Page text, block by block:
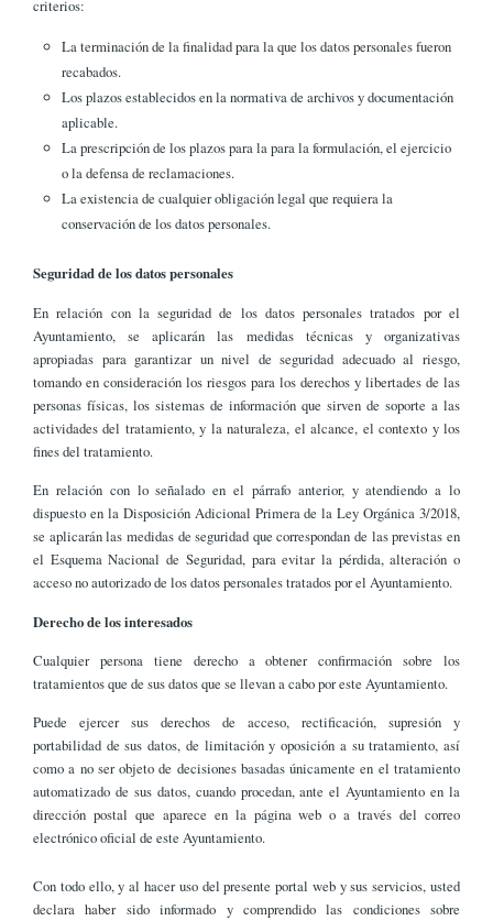
criterios:
La terminación de la finalidad para la que los datos personales fueron
recabados.
Los plazos establecidos en la normativa de archivos y documentación
aplicable.
La prescripción de los plazos para la para la formulación, el ejercicio
o la defensa de reclamaciones.
La existencia de cualquier obligación legal que requiera la
conservación de los datos personales.
Seguridad de los datos personales
En relación con la seguridad de los datos personales tratados por el
Ayuntamiento, se aplicarán las medidas técnicas y organizativas
apropiadas para garantizar un nivel de seguridad adecuado al riesgo,
tomando en consideración los riesgos para los derechos y libertades de las
personas físicas, los sistemas de información que sirven de soporte a las
actividades del tratamiento, y la naturaleza, el alcance, el contexto y los
fines del tratamiento.
En relación con lo señalado en el párrafo anterior, y atendiendo a lo
dispuesto en la Disposición Adicional Primera de la Ley Orgánica 3/2018,
se aplicarán las medidas de seguridad que correspondan de las previstas en
el Esquema Nacional de Seguridad, para evitar la pérdida, alteración o
acceso no autorizado de los datos personales tratados por el Ayuntamiento.
Derecho de los interesados
Cualquier persona tiene derecho a obtener confirmación sobre los
tratamientos que de sus datos que se llevan a cabo por este Ayuntamiento.
Puede ejercer sus derechos de acceso, rectificación, supresión y
portabilidad de sus datos, de limitación y oposición a su tratamiento, así
como a no ser objeto de decisiones basadas únicamente en el tratamiento
automatizado de sus datos, cuando procedan, ante el Ayuntamiento en la
dirección postal que aparece en la página web o a través del correo
electrónico oficial de este Ayuntamiento.
Con todo ello, y al hacer uso del presente portal web y sus servicios, usted
declara haber sido informado y comprendido las condiciones sobre